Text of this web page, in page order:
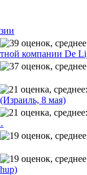
компании De
8 мая)